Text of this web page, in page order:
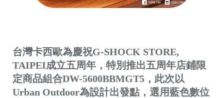
台灣卡西歐為慶祝G-SHOCK STORE,
TAIPEI成立五周年，特別推出五周年店鋪限
定商品組合DW-5600BBMGT5，此次以
Urban Outdoor為設計出發點，選用藍色數位